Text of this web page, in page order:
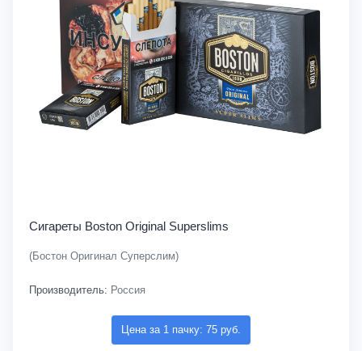
Сигареты Boston Original Superslims
(Бостон Оригинал Суперслим)
Производитель: Россия
Цена за 1 пачку: 75 руб.